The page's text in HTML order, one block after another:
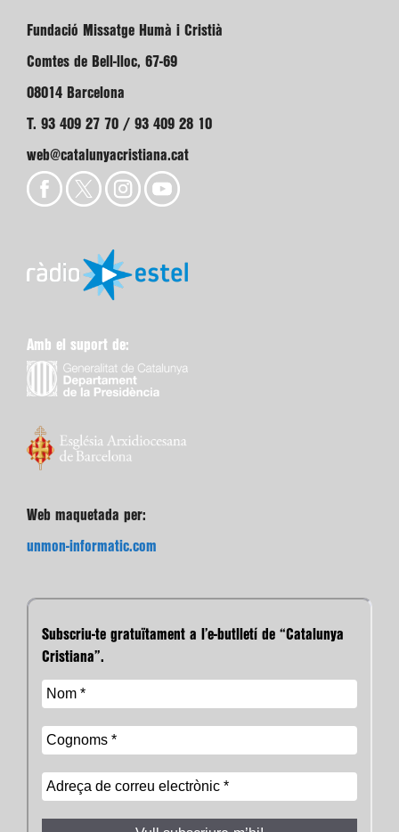
Fundació Missatge Humà i Cristià
Comtes de Bell-lloc, 67-69
08014 Barcelona
T. 93 409 27 70 / 93 409 28 10
web@catalunyacristiana.cat
Amb el suport de:
Web maquetada per:
unmon-informatic.com
Subscriu-te gratuïtament a l’e-butlletí de “Catalunya
Cristiana”.